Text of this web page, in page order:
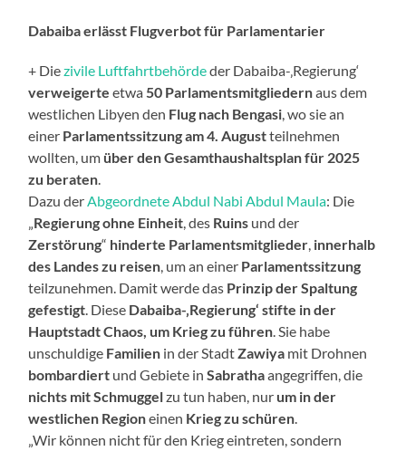
Dabaiba erlässt Flugverbot für Parlamentarier
+ Diezivile Luftfahrtbehördeder Dabaiba-‚Regierung‘
verweigerte etwa 50 Parlamentsmitgliedernaus dem
westlichen Libyen den Flug nach Bengasi , wo sie an
einer Parlamentssitzung am 4. Augustteilnehmen
wollten, um über den Gesamthaushaltsplan für 2025
zu beraten
Dazu der Abgeordnete Abdul Nabi Abdul Maula: Die
Regierung ohne Einheit , des Ruins und der
Zerstörung“ hinderte Parlamentsmitglieder innerhalb
des Landes zu reisen , um an einer Parlamentssitzung
teilzunehmen. Damit werde das Prinzip der Spaltung
gefestigt . Diese Dabaiba-‚Regierung‘ stifte in der
Hauptstadt Chaos, um Krieg zu führen . Sie habe
unschuldige Familien in der StadtZawiya mit Drohnen
bombardiert und Gebiete inSabrathaangegriffen, die
nichts mit Schmuggelzu tun haben, nur um in der
westlichen Regioneinen Krieg zu schüren
„Wir können nicht für den Krieg eintreten, sondern